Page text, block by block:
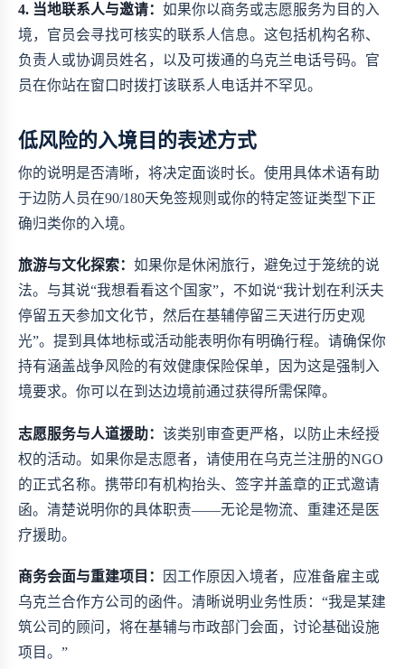
4. 当地联系人与邀请： 如果你以商务或志愿服务为目的入
境，官员会寻找可核实的联系人信息。这包括机构名称、
负责人或协调员姓名，以及可拨通的乌克兰电话号码。官
员在你站在窗口时拨打该联系人电话并不罕见。
低风险的入境目的表述方式
你的说明是否清晰，将决定面谈时长。使用具体术语有助
于边防人员在90/180天免签规则或你的特定签证类型下正
确归类你的入境。
旅游与文化探索： 如果你是休闲旅行，避免过于笼统的说
法。与其说“我想看看这个国家”，不如说“我计划在利沃夫
停留五天参加文化节，然后在基辅停留三天进行历史观
光”。提到具体地标或活动能表明你有明确行程。请确保你
持有涵盖战争风险的有效健康保险保单，因为这是强制入
境要求。你可以在到达边境前通过获得所需保障。
志愿服务与人道援助： 该类别审查更严格，以防止未经授
权的活动。如果你是志愿者，请使用在乌克兰注册的NGO
的正式名称。携带印有机构抬头、签字并盖章的正式邀请
函。清楚说明你的具体职责——无论是物流、重建还是医
疗援助。
商务会面与重建项目：
因工作原因入境者，应准备雇主或
乌克兰合作方公司的函件。清晰说明业务性质：“我是某建
筑公司的顾问，将在基辅与市政部门会面，讨论基础设施
项目。”